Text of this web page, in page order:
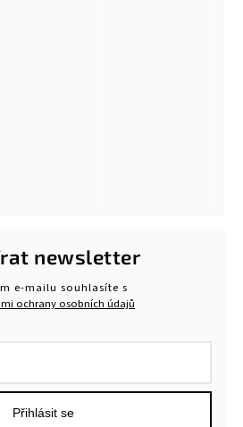
newsletter
e-mailu souhlasíte s
ochrany osobních údajů
Přihlásit se